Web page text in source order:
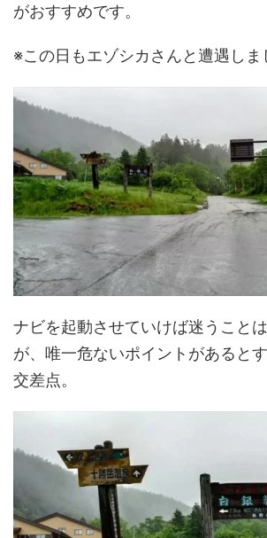
がおすすめです。
※この日もエゾシカさんと遭遇しま
ナビを起動させていけば迷うこと
が、唯一危ないポイントがあると
交差点。